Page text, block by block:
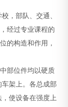
，部队、交通、
经过专业课程的
的构造和作用，
部位件均以硬质
架上。各总成部
使设备在强度上